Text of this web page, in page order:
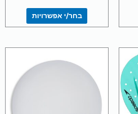
בחר/י אפשרויות